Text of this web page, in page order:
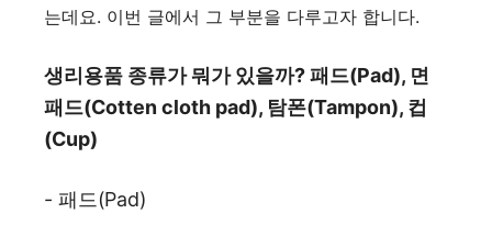
는데요. 이번 글에서 그 부분을 다루고자 합니다.
생리용품 종류가 뭐가 있을까? 패드(Pad), 면
패드(Cotten cloth pad), 탐폰(Tampon), 컵
(Cup)
- 패드(Pad)